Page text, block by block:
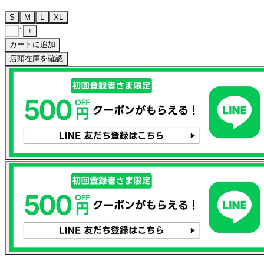
S M L
XL
−
1
+
カートに追加
店頭在庫を確認